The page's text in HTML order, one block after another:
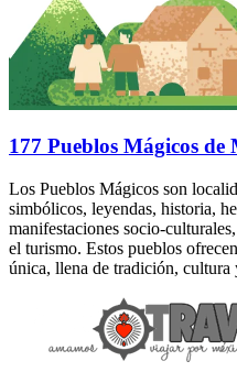
177 Pueblos Mágicos de
Los Pueblos Mágicos son
simbólicos, leyendas, historia,
manifestaciones socio-
el turismo. Estos pueblos
única, llena de tradición, cultura